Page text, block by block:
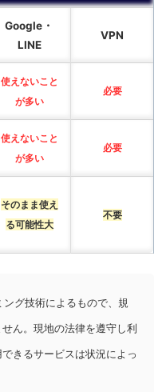
Google・
LINE
VPN
使えないこと
が多い
必要
使えないこと
が多い
必要
そのまま使え
る可能性大
不要
グ技術によるもので、規
ん。現地の法律を遵守し利
きるサービスは状況によっ